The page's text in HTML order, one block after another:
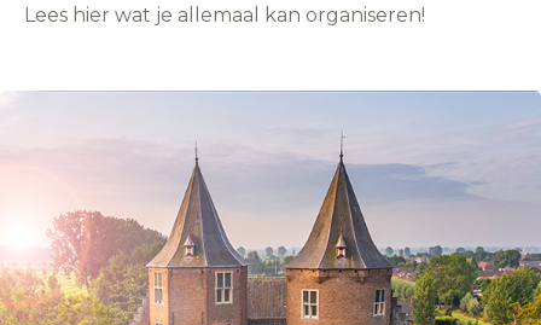
Lees hier wat je allemaal kan organiseren!